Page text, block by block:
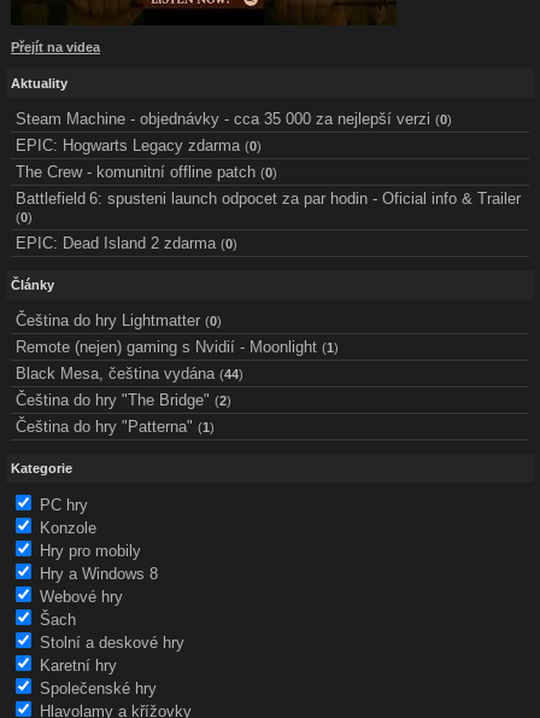
Přejít na videa
Aktuality
Steam Machine - objednávky - cca 35 000 za nejlepší verzi (0)
EPIC: Hogwarts Legacy zdarma (0)
The Crew - komunitní offline patch (0)
Battlefield 6: spusteni launch odpocet za par hodin - Oficial info & Trailer
(0)
EPIC: Dead Island 2 zdarma (0)
Články
Čeština do hry Lightmatter (0)
Remote (nejen) gaming s Nvidií - Moonlight (1)
Black Mesa, čeština vydána (44)
Čeština do hry "The Bridge" (2)
Čeština do hry "Patterna" (1)
Kategorie
PC hry
Konzole
Hry pro mobily
Hry a Windows 8
Webové hry
Šach
Stolní a deskové hry
Karetní hry
Společenské hry
Hlavolamy a křížovky